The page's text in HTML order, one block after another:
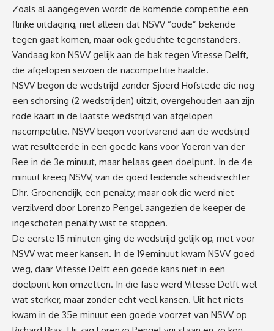
Zoals al aangegeven wordt de komende competitie een
flinke uitdaging, niet alleen dat NSVV “oude” bekende
tegen gaat komen, maar ook geduchte tegenstanders.
Vandaag kon NSVV gelijk aan de bak tegen Vitesse Delft,
die afgelopen seizoen de nacompetitie haalde.
NSVV begon de wedstrijd zonder Sjoerd Hofstede die nog
een schorsing (2 wedstrijden) uitzit, overgehouden aan zijn
rode kaart in de laatste wedstrijd van afgelopen
nacompetitie. NSVV begon voortvarend aan de wedstrijd
wat resulteerde in een goede kans voor Yoeron van der
Ree in de 3e minuut, maar helaas geen doelpunt. In de 4e
minuut kreeg NSVV, van de goed leidende scheidsrechter
Dhr. Groenendijk, een penalty, maar ook die werd niet
verzilverd door Lorenzo Pengel aangezien de keeper de
ingeschoten penalty wist te stoppen.
De eerste 15 minuten ging de wedstrijd gelijk op, met voor
NSVV wat meer kansen. In de 19eminuut kwam NSVV goed
weg, daar Vitesse Delft een goede kans niet in een
doelpunt kon omzetten. In die fase werd Vitesse Delft wel
wat sterker, maar zonder echt veel kansen. Uit het niets
kwam in de 35e minuut een goede voorzet van NSVV op